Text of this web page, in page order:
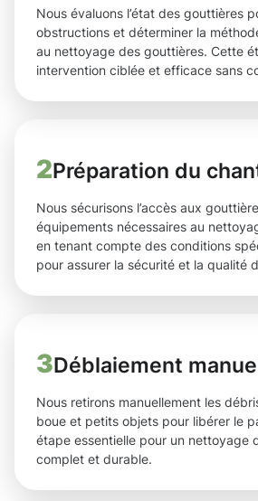
Nous évaluons l’état des gouttières
obstructions et déterminer la
au nettoyage des gouttières. Cette
intervention ciblée et efficace sans
2Préparation du
Nous sécurisons l’accès aux
équipements nécessaires au
en tenant compte des conditions
pour assurer la sécurité et la qualité
3Déblaiement
Nous retirons manuellement les
boue et petits objets pour libérer le
étape essentielle pour un nettoyage
complet et durable.